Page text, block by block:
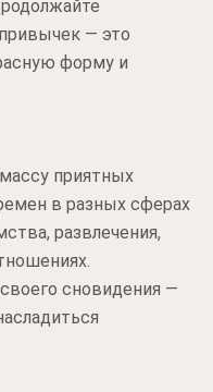
— это
форму и
приятных
в разных сферах
развлечения,
сновидения —